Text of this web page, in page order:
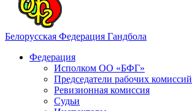
Белорусская Федерация Гандбола
Федерация
Исполком ОО «БФГ»
Председатели рабочих комиссий
Ревизионная комиссия
Судьи